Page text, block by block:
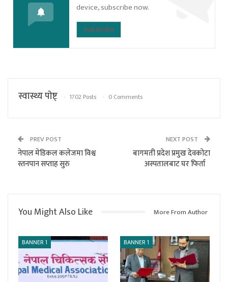
device, subscribe now.
Subscribe
स्वास्थ्य पाेष्ट् 1702 Posts 0 Comments
PREV POST
नेपाल मेडिकल कलेजमा विश्व
स्तनपान सप्ताह सुरु
NEXT POST
बागमती प्रदेश प्रमुख देवकोटा
अस्पतालबाट घर फिर्ता
You Might Also Like More From Author
BANNER 1 BANNER 1